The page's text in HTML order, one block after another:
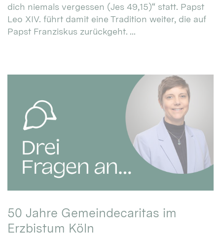
dich niemals vergessen (Jes 49,15)“ statt. Papst
Leo XIV. führt damit eine Tradition weiter, die auf
Papst Franziskus zurückgeht. ...
50 Jahre Gemeindecaritas im
Erzbistum Köln